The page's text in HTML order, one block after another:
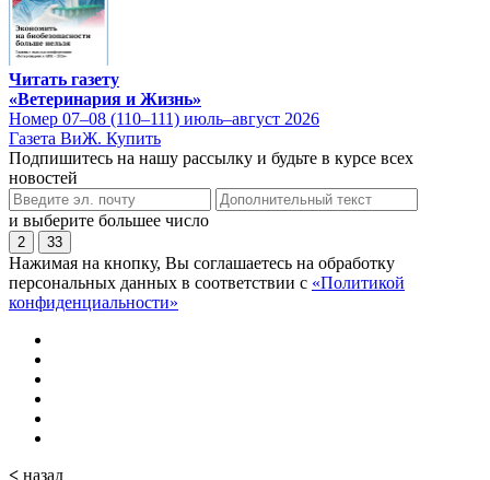
Читать газету
«Ветеринария и Жизнь»
Номер 07–08 (110–111) июль–август 2026
Газета ВиЖ. Купить
Подпишитесь на нашу рассылку и будьте в курсе всех
новостей
и выберите большее число
2 33
Нажимая на кнопку, Вы соглашаетесь на обработку
персональных данных в соответствии с «Политикой
конфиденциальности»
< назад